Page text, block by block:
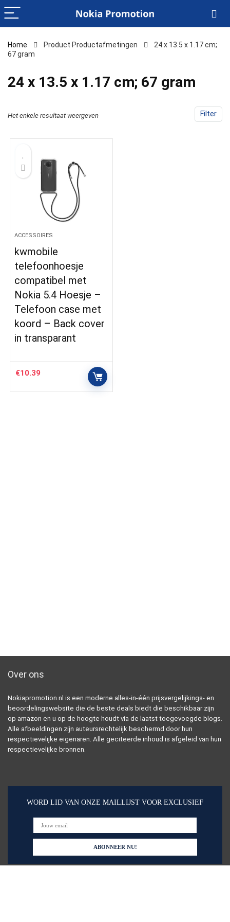
Home Product Productafmetingen
‎24 x 13.5 x 1.17 cm;
67 gram
‎24 x 13.5 x 1.17 cm; 67 gram
Filter
Het enkele resultaat weergeven
ACCESSOIRES
kwmobile
telefoonhoesje
compatibel met
Nokia 5.4 Hoesje –
Telefoon case met
koord – Back cover
in transparant
€10.39
Over ons
Nokiapromotion.nl is een moderne alles-in-één prijsvergelijkings- en
beoordelingswebsite die de beste deals biedt die beschikbaar zijn
op amazon en u op de hoogte houdt via de laatst toegevoegde blogs.
Alle afbeeldingen zijn auteursrechtelijk beschermd door hun
respectievelijke eigenaren. Alle geciteerde inhoud is afgeleid van hun
respectievelijke bronnen.
WORD LID VAN ONZE MAILLIJST VOOR EXCLUSIEF